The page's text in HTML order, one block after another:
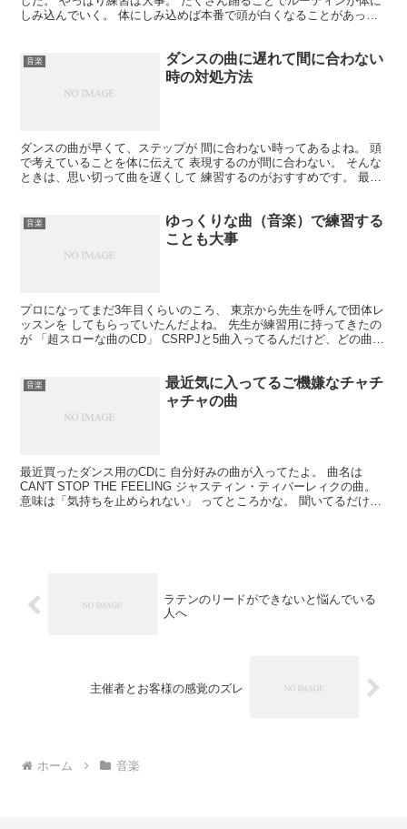
しみ込んでいく。 体にしみ込めば本番で頭が白くなることがあって
音楽
ダンスの曲に遅れて間に合わない
時の対処方法
ダンスの曲が早くて、ステップが 間に合わない時ってあるよね。 頭
で考えていることを体に伝えて 表現するのが間に合わない。 そんな
ときは、思い切って曲を遅くして 練習するのがおすすめです。 最近
音楽
ゆっくりな曲（音楽）で練習する
ことも大事
プロになってまだ3年目くらいのころ、 東京から先生を呼んで団体レ
ッスンを してもらっていたんだよね。 先生が練習用に持ってきたの
が 「超スローな曲のCD」 CSRPJと5曲入ってるんだけど、どの曲も
音楽
最近気に入ってるご機嫌なチャチ
ャチャの曲
最近買ったダンス用のCDに 自分好みの曲が入ってたよ。 曲名は
CAN'T STOP THE FEELING ジャスティン・ティバーレィクの曲。
意味は「気持ちを止められない」 ってところかな。 聞いてるだけで
ラテンのリードができないと悩んでいる
人へ
主催者とお客様の感覚のズレ
ホーム 音楽